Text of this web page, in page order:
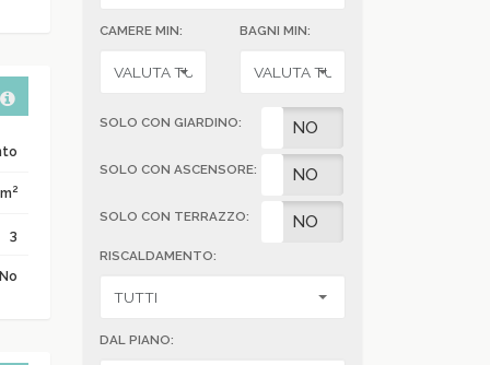
2
3
No
CAMERE MIN: BAGNI MIN:
SOLO CON GIARDINO:
SI NO
SOLO CON ASCENSORE:
SI NO
SOLO CON TERRAZZO:
SI NO
RISCALDAMENTO:
DAL PIANO: